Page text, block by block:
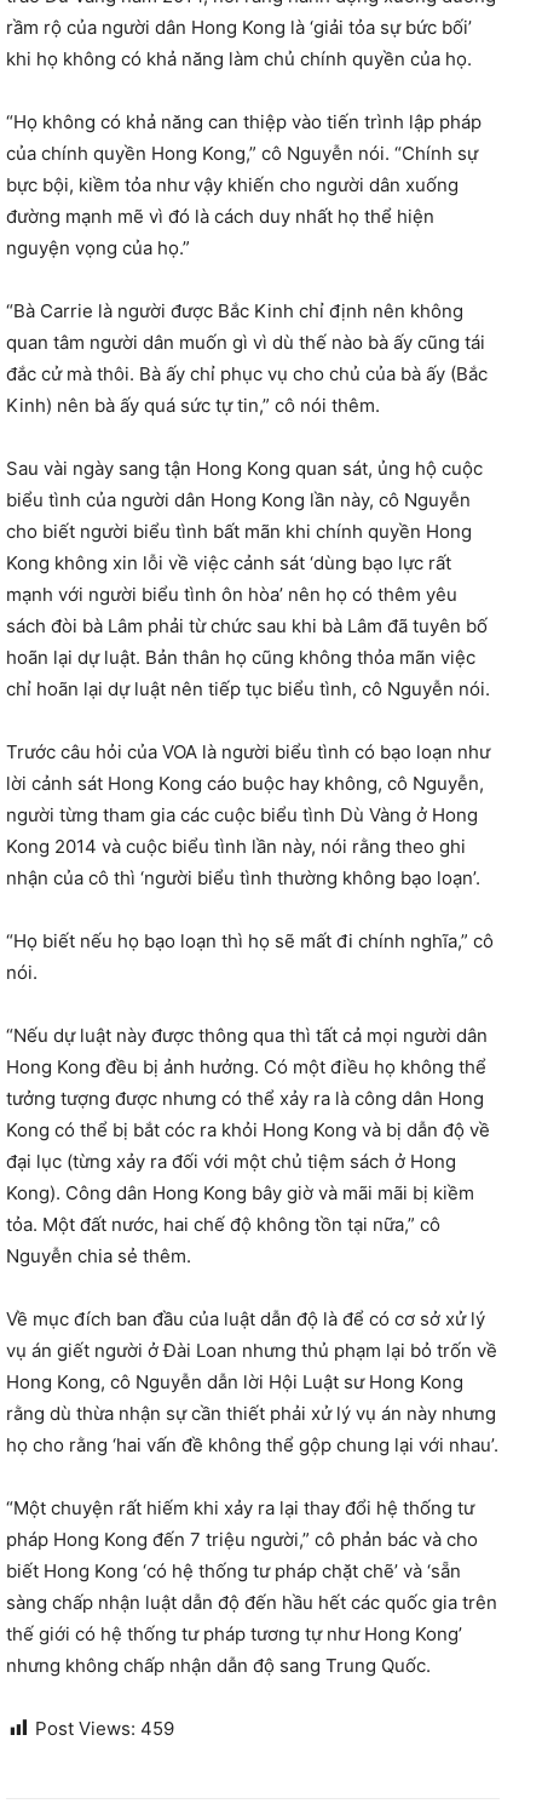
rầm rộ của người dân Hong Kong là ‘giải tỏa sự bức bối’
khi họ không có khả năng làm chủ chính quyền của họ.
“Họ không có khả năng can thiệp vào tiến trình lập pháp
của chính quyền Hong Kong,” cô Nguyễn nói. “Chính sự
bực bội, kiềm tỏa như vậy khiến cho người dân xuống
đường mạnh mẽ vì đó là cách duy nhất họ thể hiện
nguyện vọng của họ.”
“Bà Carrie là người được Bắc Kinh chỉ định nên không
quan tâm người dân muốn gì vì dù thế nào bà ấy cũng tái
đắc cử mà thôi. Bà ấy chỉ phục vụ cho chủ của bà ấy (Bắc
Kinh) nên bà ấy quá sức tự tin,” cô nói thêm.
Sau vài ngày sang tận Hong Kong quan sát, ủng hộ cuộc
biểu tình của người dân Hong Kong lần này, cô Nguyễn
cho biết người biểu tình bất mãn khi chính quyền Hong
Kong không xin lỗi về việc cảnh sát ‘dùng bạo lực rất
mạnh với người biểu tình ôn hòa’ nên họ có thêm yêu
sách đòi bà Lâm phải từ chức sau khi bà Lâm đã tuyên bố
hoãn lại dự luật. Bản thân họ cũng không thỏa mãn việc
chỉ hoãn lại dự luật nên tiếp tục biểu tình, cô Nguyễn nói.
Trước câu hỏi của VOA là người biểu tình có bạo loạn như
lời cảnh sát Hong Kong cáo buộc hay không, cô Nguyễn,
người từng tham gia các cuộc biểu tình Dù Vàng ở Hong
Kong 2014 và cuộc biểu tình lần này, nói rằng theo ghi
nhận của cô thì ‘người biểu tình thường không bạo loạn’.
“Họ biết nếu họ bạo loạn thì họ sẽ mất đi chính nghĩa,” cô
nói.
“Nếu dự luật này được thông qua thì tất cả mọi người dân
Hong Kong đều bị ảnh hưởng. Có một điều họ không thể
tưởng tượng được nhưng có thể xảy ra là công dân Hong
Kong có thể bị bắt cóc ra khỏi Hong Kong và bị dẫn độ về
đại lục (từng xảy ra đối với một chủ tiệm sách ở Hong
Kong). Công dân Hong Kong bây giờ và mãi mãi bị kiềm
tỏa. Một đất nước, hai chế độ không tồn tại nữa,” cô
Nguyễn chia sẻ thêm.
Về mục đích ban đầu của luật dẫn độ là để có cơ sở xử lý
vụ án giết người ở Đài Loan nhưng thủ phạm lại bỏ trốn về
Hong Kong, cô Nguyễn dẫn lời Hội Luật sư Hong Kong
rằng dù thừa nhận sự cần thiết phải xử lý vụ án này nhưng
họ cho rằng ‘hai vấn đề không thể gộp chung lại với nhau’.
“Một chuyện rất hiếm khi xảy ra lại thay đổi hệ thống tư
pháp Hong Kong đến 7 triệu người,” cô phản bác và cho
biết Hong Kong ‘có hệ thống tư pháp chặt chẽ’ và ‘sẵn
sàng chấp nhận luật dẫn độ đến hầu hết các quốc gia trên
thế giới có hệ thống tư pháp tương tự như Hong Kong’
nhưng không chấp nhận dẫn độ sang Trung Quốc.
Post Views: 459